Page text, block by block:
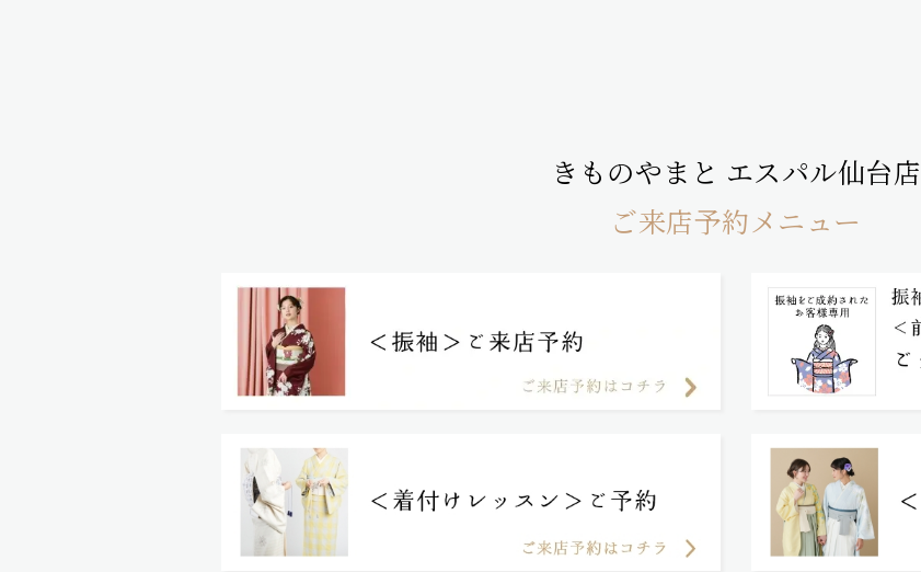
きものやまと エスパル仙台店
ご来店予約メニュー